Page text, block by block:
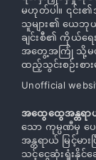
မဟုတ်ပါ။ ၎င်း
သူများ၏ ယေဘုယ
ချင်းစီ၏ ကိုယ်ရေ
အတွေ့အကြုံ သို့မဟု
ထည့်သွင်းစဉ်းစာ
Unofficial
အထွေထွေအန္တရ
သော ကုမ္ပဏီမှ
အန္တရာယ် မြင့်မာ
သင့်ငွေဆုံးရှုံးနိုင်ခ